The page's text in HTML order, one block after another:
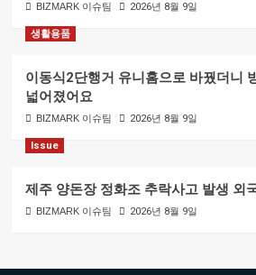
BIZMARK 이슈팀 2026년 8월 9일
생활용품
이동식2단행거 유니홈으로 바꿨더니
넓어졌어요
BIZMARK 이슈팀 2026년 8월 9일
Issue
제주 양돈장 정화조 추락사고 발생 외
BIZMARK 이슈팀 2026년 8월 9일